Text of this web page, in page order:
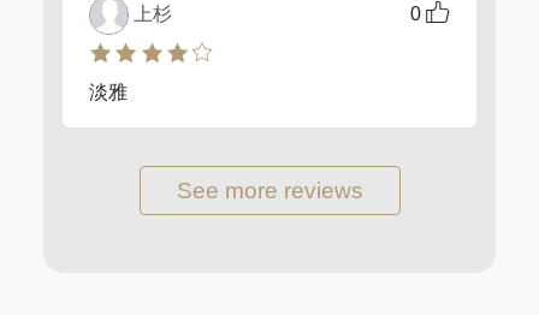
0
上杉
淡雅
See more reviews